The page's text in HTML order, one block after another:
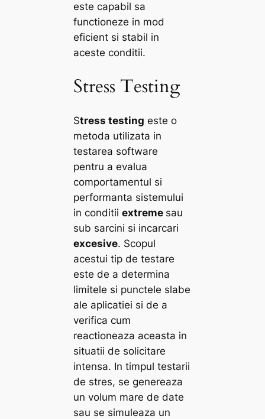
este capabil sa
functioneze in mod
eficient si stabil in
aceste conditii.
Stress Testing
Stress testing este o
metoda utilizata in
testarea software
pentru a evalua
comportamentul si
performanta sistemului
in conditiiextreme sau
sub sarcini si incarcari
excesive. Scopul
acestui tip de testare
este de a determina
limitele si punctele slabe
ale aplicatiei si de a
verifica cum
reactioneaza aceasta in
situatii de solicitare
intensa. In timpul testarii
de stres, se genereaza
un volum mare de date
sau se simuleaza un